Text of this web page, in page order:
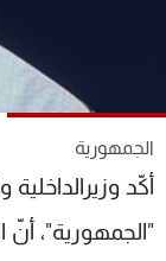
الجمهورية
أكّد
"الجمهورية"، أنّ
شاهد البرامج
الترددات
عن MTV
الإنـتـاج
لاعلاناتكم